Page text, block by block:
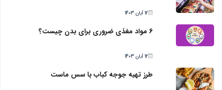
12 آبان 1403
6 مواد مغذی ضروری برای بدن چیست؟
12 آبان 1403
طرز تهیه جوجه کباب با سس ماست